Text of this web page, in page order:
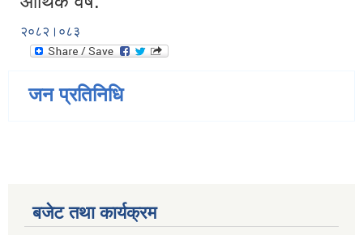
२०८२।०८३
जन प्रतिनिधि
बजेट तथा कार्यक्रम